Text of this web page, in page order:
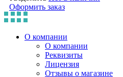
Оформить заказ
О компании
О компании
Реквизиты
Лицензия
Отзывы о магазине